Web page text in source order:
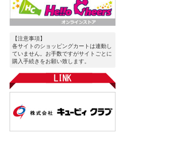
【注意事項】
各サイトのショッピングカートは連動し
ていません。お手数ですがサイトごとに
購入手続きをお願い致します。